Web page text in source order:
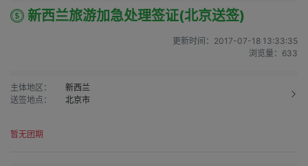
新西兰旅游加急处理签证(北京送签)
更新时间： 2017-07-18 13:33:35
浏览量： 633
主体地区：
新西兰
送签地点：
北京市
暂无团期